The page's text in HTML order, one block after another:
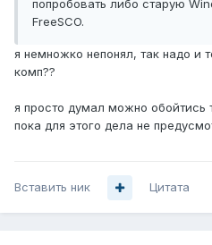
попробовать либо старую
FreeSCO.
я немножко непонял, так надо и
комп??
я просто думал можно обойтись
пока для этого дела не
Вставить ник Цитата